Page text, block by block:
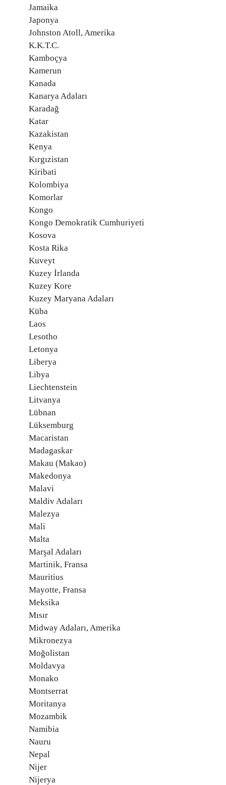
Jamaika
Japonya
Johnston Atoll, Amerika
K.K.T.C.
Kamboçya
Kamerun
Kanada
Kanarya Adaları
Karadağ
Katar
Kazakistan
Kenya
Kırgızistan
Kiribati
Kolombiya
Komorlar
Kongo
Kongo Demokratik Cumhuriyeti
Kosova
Kosta Rika
Kuveyt
Kuzey İrlanda
Kuzey Kore
Kuzey Maryana Adaları
Küba
Laos
Lesotho
Letonya
Liberya
Libya
Liechtenstein
Litvanya
Lübnan
Lüksemburg
Macaristan
Madagaskar
Makau (Makao)
Makedonya
Malavi
Maldiv Adaları
Malezya
Mali
Malta
Marşal Adaları
Martinik, Fransa
Mauritius
Mayotte, Fransa
Meksika
Mısır
Midway Adaları, Amerika
Mikronezya
Moğolistan
Moldavya
Monako
Montserrat
Moritanya
Mozambik
Namibia
Nauru
Nepal
Nijer
Nijerya